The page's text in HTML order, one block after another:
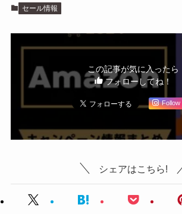
セール情報
この記事が気に入ったら
フォローしてね！
Follow
シェアはこちら!